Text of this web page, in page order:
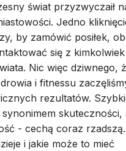
świat przyzwyczaił
Jedno
by zamówić posiłek,
się z
Nic więc dziwnego,
i fitnessu
rezultatów.
synonimem skuteczności,
- cechą coraz
i jakie może to mieć